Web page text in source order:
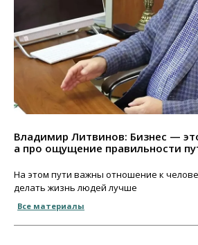
Владимир Литвинов: Бизнес —
а про ощущение правильности
На этом пути важны отношение к
делать жизнь людей лучше
Все материалы